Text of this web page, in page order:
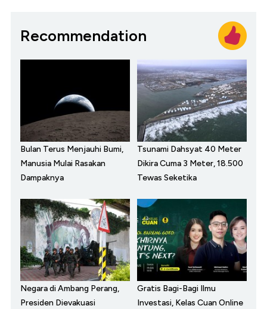
Recommendation
Bulan Terus Menjauhi Bumi,
Manusia Mulai Rasakan
Dampaknya
Tsunami Dahsyat 40 Meter
Dikira Cuma 3 Meter, 18.500
Tewas Seketika
Negara di Ambang Perang,
Presiden Dievakuasi
Gratis Bagi-Bagi Ilmu
Investasi, Kelas Cuan Online